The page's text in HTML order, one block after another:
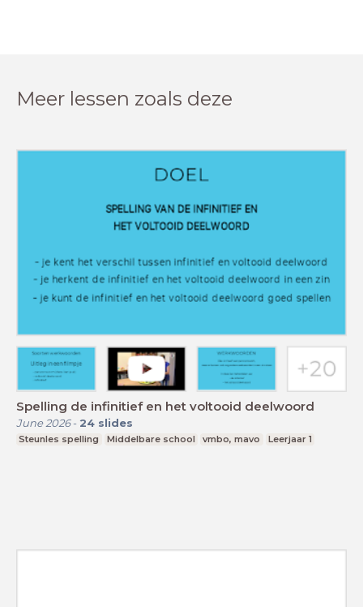
Meer lessen zoals deze
Spelling de infinitief en het voltooid deelwoord
June 2026- 24 slides
Steunles spelling Middelbare school vmbo, mavo Leerjaar 1